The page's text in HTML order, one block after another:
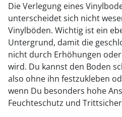
Die Verlegung eines
unterscheidet sich nicht
Vinylböden. Wichtig ist ein
Untergrund, damit die
nicht durch Erhöhungen
wird. Du kannst den Boden
also ohne ihn festzukleben
wenn Du besonders hohe
Feuchteschutz und